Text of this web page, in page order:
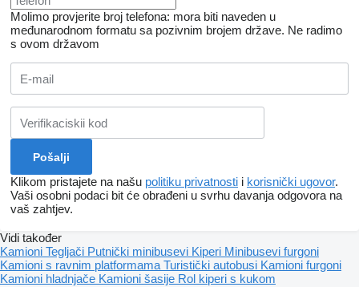
Molimo provjerite broj telefona: mora biti naveden u
međunarodnom formatu sa pozivnim brojem države. Ne radimo
s ovom državom
Klikom pristajete na našu politiku privatnosti i korisnički ugovor.
Vaši osobni podaci bit će obrađeni u svrhu davanja odgovora na
vaš zahtjev.
Vidi također
Kamioni Tegljači Putnički minibusevi Kiperi Minibusevi furgoni
Kamioni s ravnim platformama Turistički autobusi Kamioni furgoni
Kamioni hladnjače Kamioni šasije Rol kiperi s kukom